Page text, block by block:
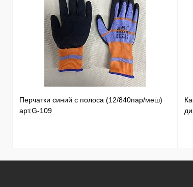
Перчатки синий с полоса (12/840пар/меш)
арт.G-109